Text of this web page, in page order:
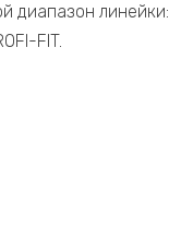
диапазон
FIT.